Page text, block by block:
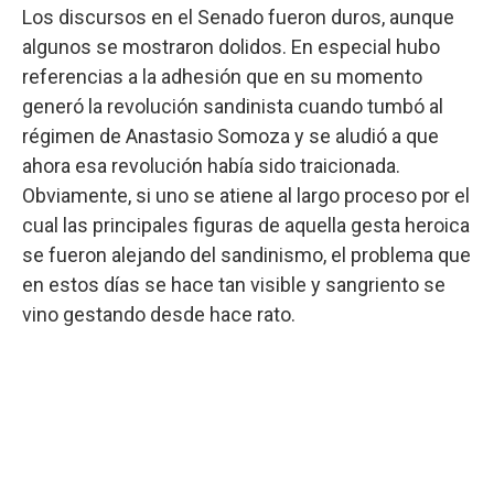
Los discursos en el Senado fueron duros, aunque
algunos se mostraron dolidos. En especial hubo
referencias a la adhesión que en su momento
generó la revolución sandinista cuando tumbó al
régimen de Anastasio Somoza y se aludió a que
ahora esa revolución había sido traicionada.
Obviamente, si uno se atiene al largo proceso por el
cual las principales figuras de aquella gesta heroica
se fueron alejando del sandinismo, el problema que
en estos días se hace tan visible y sangriento se
vino gestando desde hace rato.